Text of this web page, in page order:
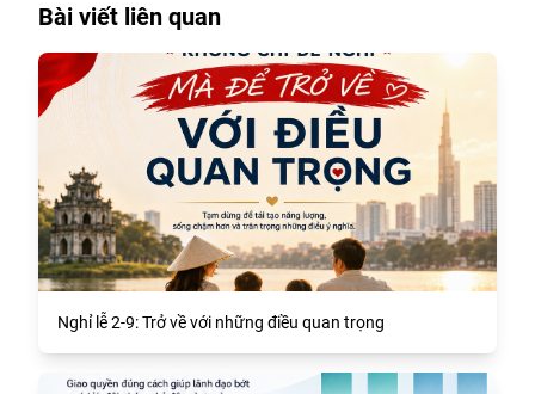
Bài viết liên quan
Nghỉ lễ 2-9: Trở về với những điều quan trọng